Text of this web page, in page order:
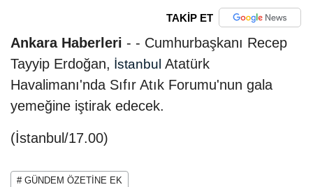
TAKİP ET
Ankara Haberleri - - Cumhurbaşkanı Recep
Tayyip Erdoğan, İstanbul Atatürk
Havalimanı'nda Sıfır Atık Forumu'nun gala
yemeğine iştirak edecek.
(İstanbul/17.00)
# GÜNDEM ÖZETİNE EK